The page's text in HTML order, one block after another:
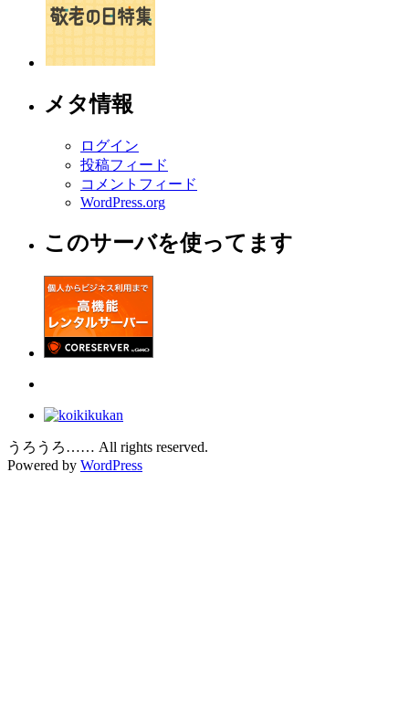
メタ情報
ログイン
投稿フィード
コメントフィード
WordPress.org
このサーバを使ってます
うろうろ…… All rights reserved.
Powered by WordPress